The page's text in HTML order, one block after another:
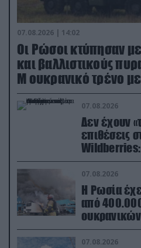
07.08.2026 | 14:02
Οι Ρώσοι κτύπησαν
και βαλλιστικούς
M ουκρανικό τρένο
εξοπλισμό
07.08.2026
Δεν έχουν
επιθέσεις
07.08.2026
Η Ρωσία
από
Ιούλιο
07.08.2026